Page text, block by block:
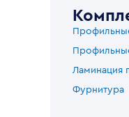
Ламинация
Фурнитура